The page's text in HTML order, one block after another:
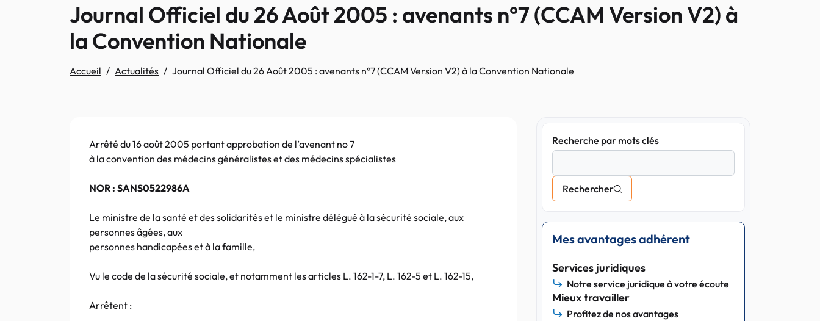
Journal Officiel du 26 Août 2005 : avenants n°7 (CCAM Version V2) à
la Convention Nationale
Accueil Actualités Journal Officiel du 26 Août 2005 : avenants n°7 (CCAM Version V2) à la Convention Nationale
Arrêté du 16 août 2005 portant approbation de l’avenant no 7
à la convention des médecins généralistes et des médecins spécialistes
NOR : SANS0522986A
Le ministre de la santé et des solidarités et le ministre délégué à la sécurité sociale, aux
personnes âgées, aux
personnes handicapées et à la famille,
Vu le code de la sécurité sociale, et notamment les articles L. 162-1-7, L. 162-5 et L. 162-15,
Arrêtent :
Recherche par mots clés
Rechercher
Mes avantages adhérent
Services juridiques
Notre service juridique à votre écoute
Mieux travailler
Profitez de nos avantages